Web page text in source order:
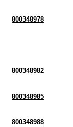
800348978
800348982
800348985
800348988